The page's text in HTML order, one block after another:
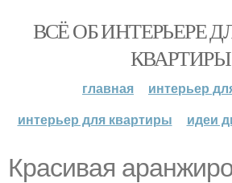
ВСЁ ОБ ИНТЕРЬЕРЕ
КВАРТИРЫ
главная
интерьер
интерьер для квартиры
идеи
Красивая